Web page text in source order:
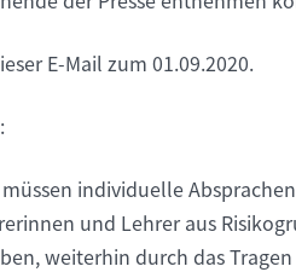
E-Mail zum 01.09.2020.
individuelle
und Lehrer aus
weiterhin durch das